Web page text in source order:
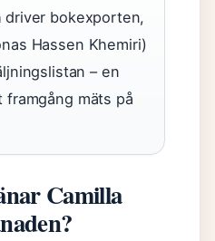
driver bokexporten,
Hassen Khemiri)
– en
framgång mäts på
Camilla